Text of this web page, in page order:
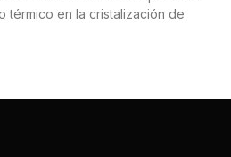
térmico en la cristalización de